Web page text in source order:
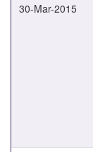
30-Mar-2015